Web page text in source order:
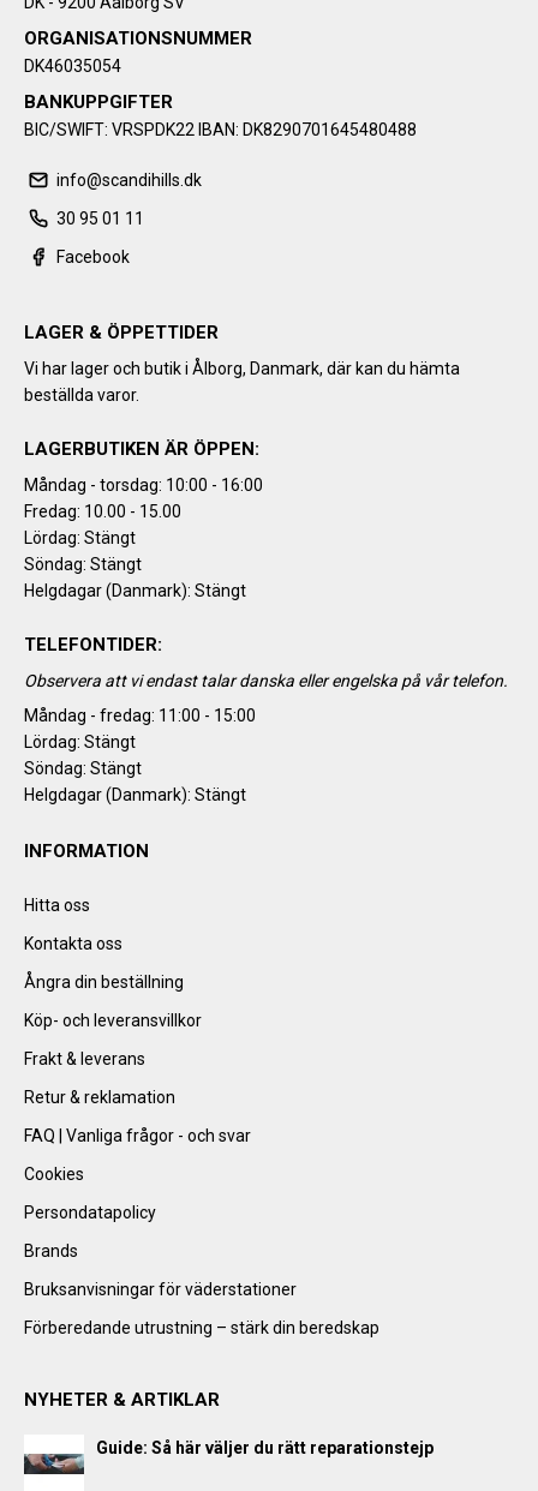
ORGANISATIONSNUMMER
DK46035054
BANKUPPGIFTER
BIC/SWIFT: VRSPDK22 IBAN: DK8290701645480488
info@scandihills.dk
30 95 01 11
Facebook
LAGER & ÖPPETTIDER
Vi har lager och butik i Ålborg, Danmark, där kan du hämta
beställda varor.
LAGERBUTIKEN ÄR ÖPPEN:
Måndag - torsdag: 10:00 - 16:00
Fredag: 10.00 - 15.00
Lördag: Stängt
Söndag: Stängt
Helgdagar (Danmark): Stängt
TELEFONTIDER:
Observera att vi endast talar danska eller engelska på vår telefon.
Måndag - fredag: 11:00 - 15:00
Lördag: Stängt
Söndag: Stängt
Helgdagar (Danmark): Stängt
INFORMATION
Hitta oss
Kontakta oss
Ångra din beställning
Köp- och leveransvillkor
Frakt & leverans
Retur & reklamation
FAQ | Vanliga frågor - och svar
Cookies
Persondatapolicy
Brands
Bruksanvisningar för väderstationer
Förberedande utrustning – stärk din beredskap
NYHETER & ARTIKLAR
Guide: Så här väljer du rätt reparationstejp